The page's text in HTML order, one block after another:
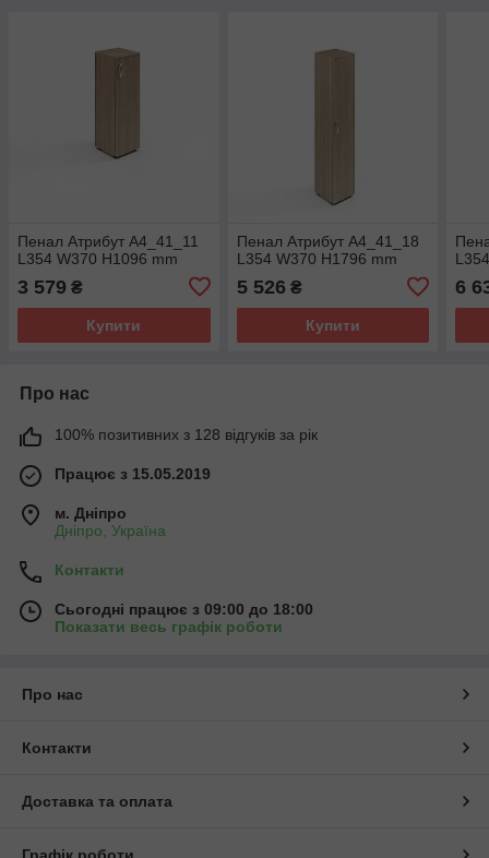
Пенал Атрибут A4_41_11
L354 W370 H1096 mm
3 579 ₴
Купити
Пенал Атрибут A4_41_18
L354 W370 H1796 mm
5 526 ₴
Купити
6
Про нас
100% позитивних з 128 відгуків за рік
Працює з 15.05.2019
м. Дніпро
Дніпро, Україна
Контакти
Сьогодні працює з 09:00 до 18:00
Показати весь графік роботи
Про нас
Контакти
Доставка та оплата